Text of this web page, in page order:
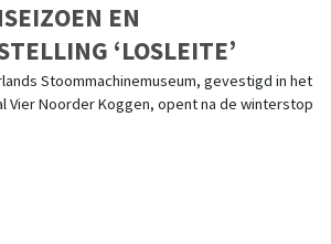
EN
‘LOSLEITE’
Stoommachinemuseum, gevestigd in het
Vier Noorder Koggen, opent na de winterstop